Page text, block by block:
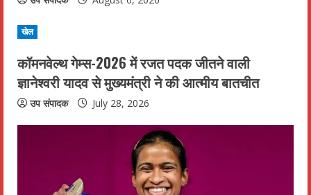
e
a
d
i
खेल
कॉमनवेल्थ गेम्स-2026 में रजत पदक जीतने वाली
ज्ञानेश्वरी यादव से मुख्यमंत्री ने की आत्मीय बातचीत
उप संपादक July 28, 2026